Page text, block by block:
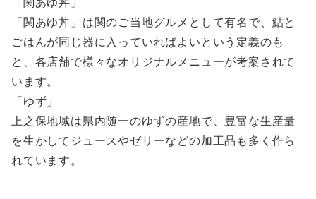
「関あゆ丼」は関のご当地グルメとして有名で、鮎と
ごはんが同じ器に入っていればよいという定義のも
と、各店舗で様々なオリジナルメニューが考案されて
います。
「ゆず」
上之保地域は県内随一のゆずの産地で、豊富な生産量
を生かしてジュースやゼリーなどの加工品も多く作ら
れています。